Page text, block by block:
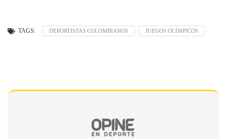
TAGS: DEPORTISTAS COLOMBIANOS JUEGOS OLÍMPICOS